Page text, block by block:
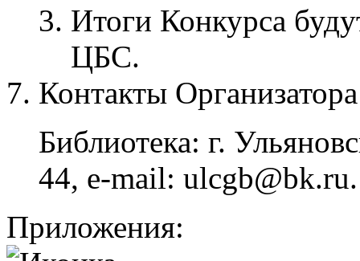
Итоги Конкурса
ЦБС.
Контакты Организатора
Библиотека: г.
44, e-mail: ulcgb@bk.ru.
Приложения: